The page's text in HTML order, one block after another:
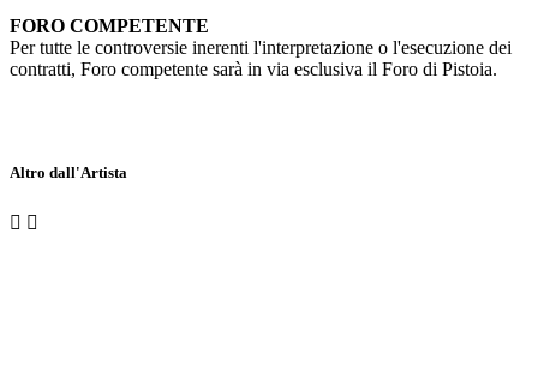
FORO COMPETENTE
Per tutte le controversie inerenti l'interpretazione o l'esecuzione dei
contratti, Foro competente sarà in via esclusiva il Foro di Pistoia.
Altro dall'Artista
 